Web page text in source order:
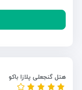
هتل گنجعلی پلازا باکو